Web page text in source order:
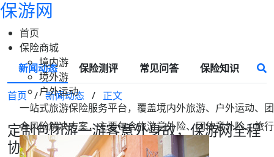
保游网
首页
保险商城
境内游
境外游
户外运动
一站式旅游保险服务平台，覆盖境内外旅游、户外运动、
合风险解决方案，主要包含旅游意外险、团体意外险、旅
新闻动态 保险测评 常见问答 保险知识
首页 / 新闻动态 / 正文
定制包团游一游客意外身故，保游网全程
协助旅意险76.9万已赔付